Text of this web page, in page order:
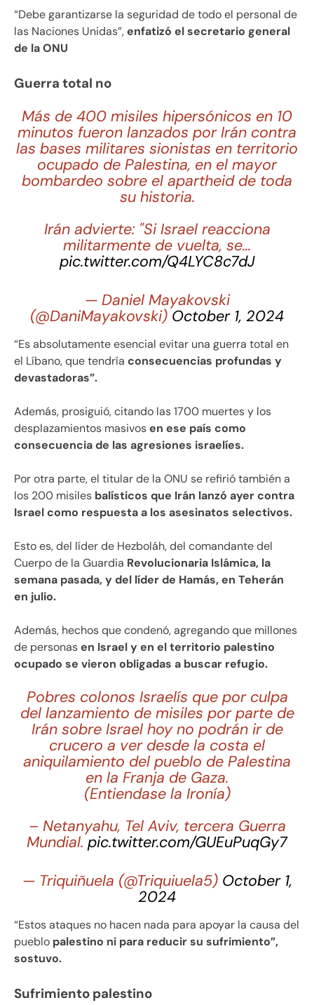
“Debe garantizarse la seguridad de todo el personal de
las Naciones Unidas”,enfatizó el secretario general
de la ONU
Guerra total no
Más de 400 misiles hipersónicos en 10
minutos fueron lanzados por Irán contra
las bases militares sionistas en territorio
ocupado de Palestina, en el mayor
bombardeo sobre el apartheid de toda
su historia.
Irán advierte: "Si Israel reacciona
militarmente de vuelta, se…
pic.twitter.com/Q4LYC8c7dJ
— Daniel Mayakovski
(@DaniMayakovski) October 1, 2024
“Es absolutamente esencial evitar una guerra total en
el Líbano, que tendría consecuencias profundas y
devastadoras”.
Además, prosiguió, citando las 1700 muertes y los
desplazamientos masivosen ese país como
consecuencia de las agresiones israelíes.
Por otra parte, el titular de la ONU se refirió también a
los 200 misiles balísticos que Irán lanzó ayer contra
Israel como respuesta a los asesinatos selectivos.
Esto es, del líder de Hezboláh, del comandante del
Cuerpo de la Guardia Revolucionaria Islámica, la
semana pasada, y del líder de Hamás, en Teherán
en julio.
Además, hechos que condenó, agregando que millones
de personasen Israel y en el territorio palestino
ocupado se vieron obligadas a buscar refugio.
Pobres colonos Israelís que por culpa
del lanzamiento de misiles por parte de
Irán sobre Israel hoy no podrán ir de
crucero a ver desde la costa el
aniquilamiento del pueblo de Palestina
en la Franja de Gaza.
(Entiendase la Ironía)
– Netanyahu, Tel Aviv, tercera Guerra
Mundial. pic.twitter.com/GUEuPuqGy7
— Triquiñuela (@Triquiuela5) October 1,
2024
“Estos ataques no hacen nada para apoyar la causa del
pueblo palestino ni para reducir su sufrimiento”,
sostuvo.
Sufrimiento palestino